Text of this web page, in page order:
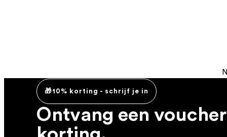
🎁10% korting - schrijf je in
Ontvang een